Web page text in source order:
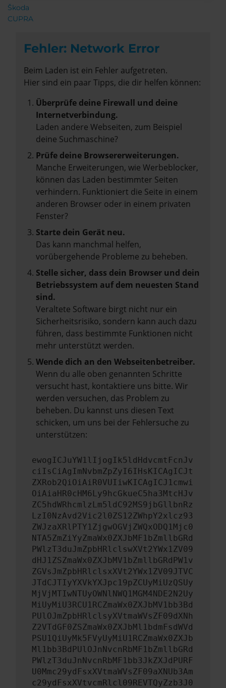
Škoda
CUPRA
Fehler: Network Error
Beim Laden ist ein Fehler aufgetreten.
Hier sind ein paar Tipps, die dir helfen können:
Überprüfe deine Firewall und deine
Internetverbindung.
Laden andere Webseiten, zum Beispiel
deine Suchmaschine?
Prüfe deine Browsererweiterungen.
Manche Erweiterungen, wie Werbeblocker,
können das Laden bestimmter Seiten
verhindern. Funktioniert die Seite in einem
anderen Browser oder in einem privaten
Fenster?
Starte dein Gerät neu.
Das kann manchmal helfen,
vorübergehende Probleme zu beheben.
Stelle sicher, dass dein Browser und dein
Betriebssystem auf dem neuesten Stand
sind.
Veraltete Software birgt nicht nur ein
Sicherheitsrisiko, sondern kann auch dazu
führen, dass bestimmte Funktionen nicht
mehr unterstützt werden.
Wende dich an den Webseitenbetreiber.
Wenn du alle oben genannten Schritte
versucht hast, kontaktiere uns bitte. Wir
werden versuchen, das Problem zu
beheben. Du kannst uns diesen Text
schicken, um uns bei der Fehlersuche zu
unterstützen:
ewogICJuYW1lIjogIk5ldHdvcmtFcnJv
ciIsCiAgImNvbmZpZyI6IHsKICAgICJt
ZXRob2QiOiAiR0VUIiwKICAgICJ1cmwi
OiAiaHR0cHM6Ly9hcGkueC5ha3MtcHJv
ZC5hdWRhcmlzLm5ldC92MS9jbGllbnRz
LzI0NzAvd2Vic2l0ZS12ZWhpY2xlcz93
ZWJzaXRlPTY1ZjgwOGVjZWQxODQ1Mjc0
NTA5ZmZiYyZmaWx0ZXJbMF1bZmllbGRd
PWlzT3duJmZpbHRlclswXVt2YWx1ZV09
dHJ1ZSZmaWx0ZXJbMV1bZmllbGRdPW1v
ZGVsJmZpbHRlclsxXVt2YWx1ZV09JTVC
JTdCJTIyYXVkYXJpc19pZCUyMiUzQSUy
MjVjMTIwNTUyOWNlNWQ1MGM4NDE2N2Uy
MiUyMiU3RCU1RCZmaWx0ZXJbMV1bb3Bd
PUlOJmZpbHRlclsyXVtmaWVsZF09dXNh
Z2VTdGF0ZSZmaWx0ZXJbMl1bdmFsdWVd
PSU1QiUyMk5FVyUyMiU1RCZmaWx0ZXJb
Ml1bb3BdPUlOJnNvcnRbMF1bZmllbGRd
PWlzT3duJnNvcnRbMF1bb3JkZXJdPURF
U0Mmc29ydFsxXVtmaWVsZF09aXNUb3Am
c29ydFsxXVtvcmRlcl09REVTQyZzb3J0